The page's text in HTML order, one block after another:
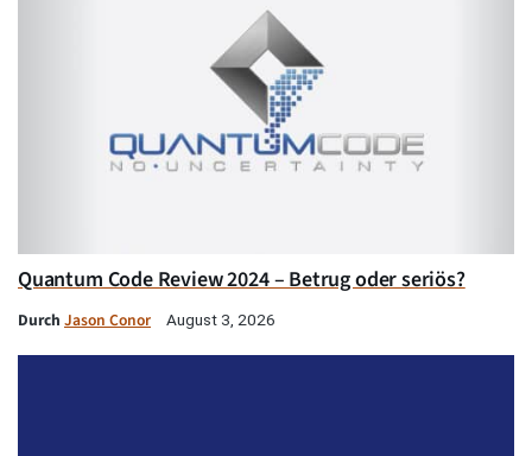
Quantum Code Review 2024 – Betrug oder seriös?
Durch Jason Conor August 3, 2026